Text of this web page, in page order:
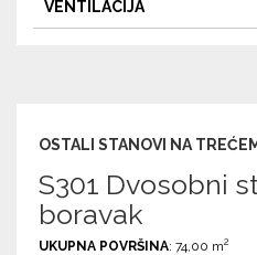
VENTILACIJA
OSTALI STANOVI NA
S301 Dvosobni
boravak
UKUPNA POVRŠINA: 74,00 m2